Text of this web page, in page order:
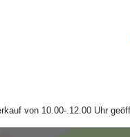
von 10.00-.12.00 Uhr